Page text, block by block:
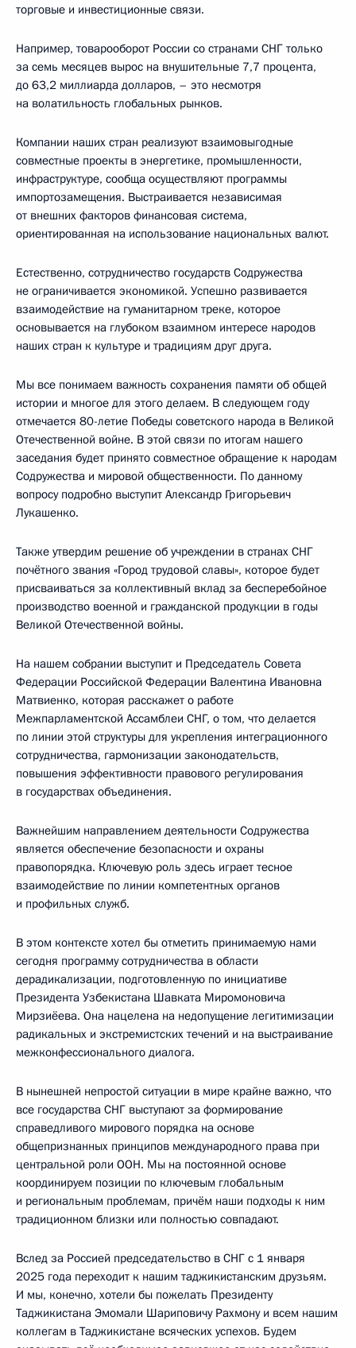
торговые и инвестиционные связи.
Например, товарооборот России со странами СНГ только
за семь месяцев вырос на внушительные 7,7 процента,
до 63,2 миллиарда долларов, – это несмотря
на волатильность глобальных рынков.
Компании наших стран реализуют взаимовыгодные
совместные проекты в энергетике, промышленности,
инфраструктуре, сообща осуществляют программы
импортозамещения. Выстраивается независимая
от внешних факторов финансовая система,
ориентированная на использование национальных валют.
Естественно, сотрудничество государств Содружества
не ограничивается экономикой. Успешно развивается
взаимодействие на гуманитарном треке, которое
основывается на глубоком взаимном интересе народов
наших стран к культуре и традициям друг друга.
Мы все понимаем важность сохранения памяти об общей
истории и многое для этого делаем. В следующем году
отмечается 80-летие Победы советского народа в Великой
Отечественной войне. В этой связи по итогам нашего
заседания будет принято совместное обращение к народам
Содружества и мировой общественности. По данному
вопросу подробно выступит Александр Григорьевич
Лукашенко.
Также утвердим решение об учреждении в странах СНГ
почётного звания «Город трудовой славы», которое будет
присваиваться за коллективный вклад за бесперебойное
производство военной и гражданской продукции в годы
Великой Отечественной войны.
На нашем собрании выступит и Председатель Совета
Федерации Российской Федерации Валентина Ивановна
Матвиенко, которая расскажет о работе
Межпарламентской Ассамблеи СНГ, о том, что делается
по линии этой структуры для укрепления интеграционного
сотрудничества, гармонизации законодательств,
повышения эффективности правового регулирования
в государствах объединения.
Важнейшим направлением деятельности Содружества
является обеспечение безопасности и охраны
правопорядка. Ключевую роль здесь играет тесное
взаимодействие по линии компетентных органов
и профильных служб.
В этом контексте хотел бы отметить принимаемую нами
сегодня программу сотрудничества в области
дерадикализации, подготовленную по инициативе
Президента Узбекистана Шавката Миромоновича
Мирзиёева. Она нацелена на недопущение легитимизации
радикальных и экстремистских течений и на выстраивание
межконфессионального диалога.
В нынешней непростой ситуации в мире крайне важно, что
все государства СНГ выступают за формирование
справедливого мирового порядка на основе
общепризнанных принципов международного права при
центральной роли ООН. Мы на постоянной основе
координируем позиции по ключевым глобальным
и региональным проблемам, причём наши подходы к ним
традиционном близки или полностью совпадают.
Вслед за Россией председательство в СНГ с 1 января
2025 года переходит к нашим таджикистанским друзьям.
И мы, конечно, хотели бы пожелать Президенту
Таджикистана Эмомали Шариповичу Рахмону и всем нашим
коллегам в Таджикистане всяческих успехов. Будем